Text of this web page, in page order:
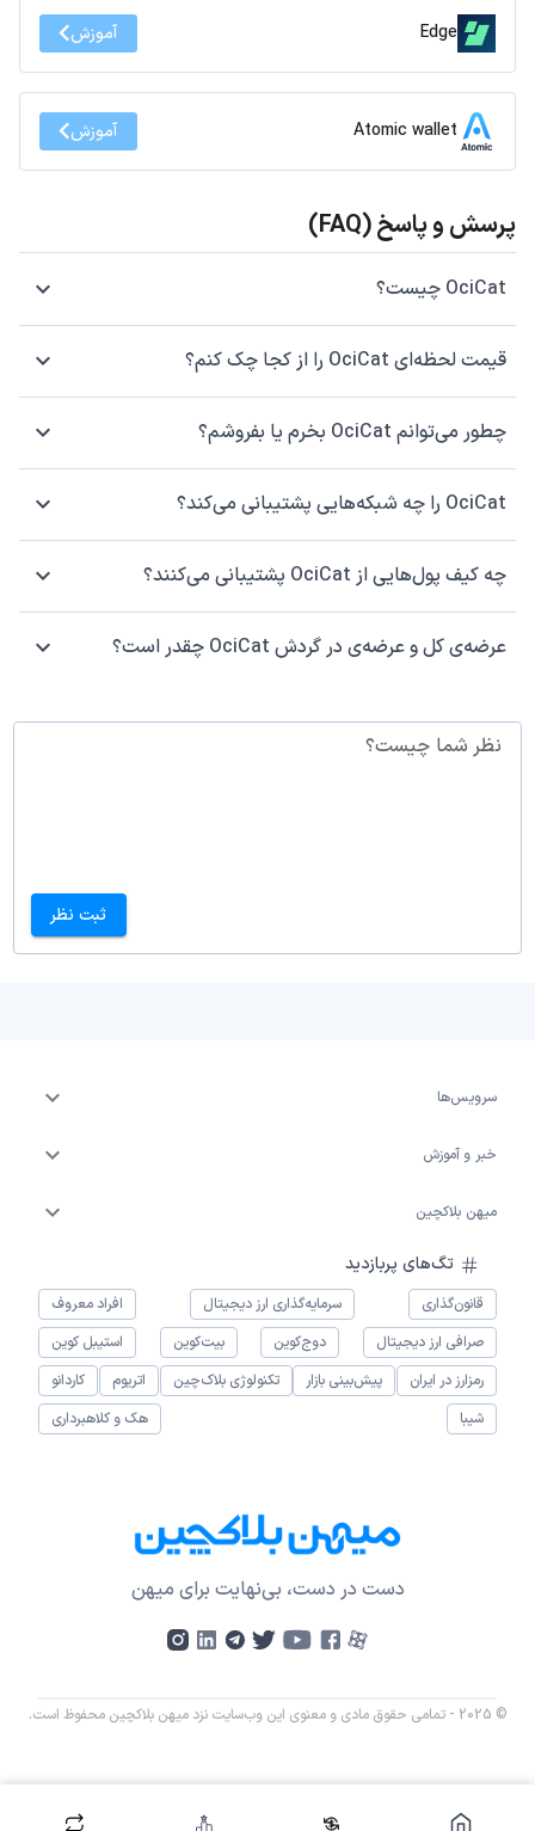
Edge آموزش
Atomic wallet آموزش
پرسش و پاسخ (FAQ)
OciCat چیست؟
قیمت لحظه‌ای OciCat را از کجا چک کنم؟
چطور می‌توانم OciCat بخرم یا بفروشم؟
OciCat را چه شبکه‌هایی پشتیبانی می‌کند؟
چه کیف پول‌هایی از OciCat پشتیبانی می‌کنند؟
عرضه‌ی کل و عرضه‌ی در گردش OciCat چقدر است؟
نظر شما چیست؟
ثبت نظر
سرویس‌ها
خبر و آموزش
میهن بلاکچین
تگ‌های پربازدید
قانون‌گذاری سرمایه‌گذاری ارز دیجیتال
افراد معروف
صرافی ارز دیجیتال
دوج‌کوین بیت‌کوین
استیبل کوین
رمزارز در ایران
پیش‌بینی بازار تکنولوژی بلاک‌چین اتریوم
کاردانو
شیبا
هک و کلاهبرداری
دست در دست، بی‌نهایت برای میهن
© 2025 - تمامی حقوق مادی و معنوی این وب‌سایت نزد میهن بلاکچین محفوظ است.